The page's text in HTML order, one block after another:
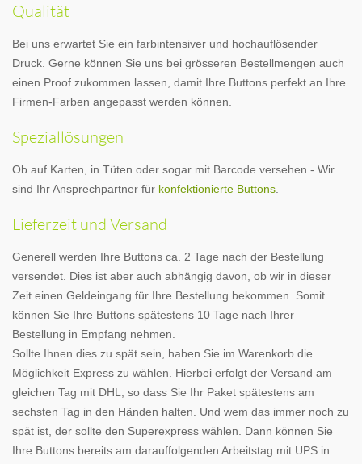
Qualität
Bei uns erwartet Sie ein farbintensiver und hochauflösender
Druck. Gerne können Sie uns bei grösseren Bestellmengen auch
einen Proof zukommen lassen, damit Ihre Buttons perfekt an Ihre
Firmen-Farben angepasst werden können.
Speziallösungen
Ob auf Karten, in Tüten oder sogar mit Barcode versehen - Wir
sind Ihr Ansprechpartner für konfektionierte Buttons
Lieferzeit und Versand
Generell werden Ihre Buttons ca. 2 Tage nach der Bestellung
versendet. Dies ist aber auch abhängig davon, ob wir in dieser
Zeit einen Geldeingang für Ihre Bestellung bekommen. Somit
können Sie Ihre Buttons spätestens 10 Tage nach Ihrer
Bestellung in Empfang nehmen.
Sollte Ihnen dies zu spät sein, haben Sie im Warenkorb die
Möglichkeit Express zu wählen. Hierbei erfolgt der Versand am
gleichen Tag mit DHL, so dass Sie Ihr Paket spätestens am
sechsten Tag in den Händen halten. Und wem das immer noch zu
spät ist, der sollte den Superexpress wählen. Dann können Sie
Ihre Buttons bereits am darauffolgenden Arbeitstag mit UPS in